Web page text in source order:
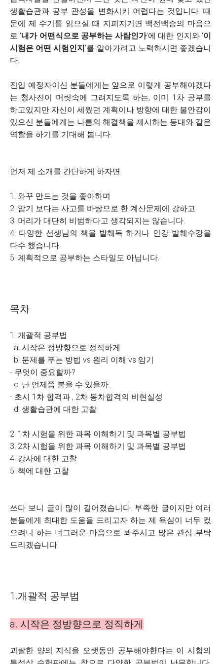
생활습관과 공부 관성을 변화시키 어렵다는 것입니다. 때
문에 제 수기를 읽으실 때 지피지기면 백전백승의 마음으
로 ‘내가 어떤식으로 공부하는 사람인가’에 대한 인지와 ‘이
시험은 어떤 시험인지’를 알아가려고 노력하시면 좋겠습니
다.
진입 예정자이신 분들에게는 앞으로 이렇게 공부해야겠다
는 청사진이 머릿속에 그려지도록 하는, 이미 1차 공부를
하고있지만 자신이 세웠던 계획이나 방향에 대한 불안감이
있으신 분들에게는 나름의 해결책을 제시하는 등대와 같은
역할을 하기를 기대해 봅니다.
먼저 제 소개를 간단하게 하자면
1. 와꾸 만드는 것을 좋아하며
2. 암기 보다는 사고를 바탕으로 한 계산문제에 강하고
3. 머리가 대단히 비범하다고 생각되지는 않습니다.
4. 다양한 선생님의 책을 발췌독 하거나 인강 발췌수강을
다수 했습니다.
5. 계획적으로 공부하는 스타일도 아닙니다.
목차
1. 개괄적 공부법
a. 시작은 정방향으로 정직하게
b. 문제를 푸는 방법 vs 원리 이해 vs 암기
- 무엇이 중요할까?
c. 난 언제쯤 붙을 수 있을까..
- 초시 1차 합격과 , 2차 동차합격의 비현실성
d. 생활습관에 대한 고찰
2. 1차 시험을 위한 과목 이해하기 및 과목별 공부법
3. 2차 시험을 위한 과목 이해하기 및 과목별 공부법
4. 강사에 대한 고찰
5. 책에 대한 고찰
쓰다 보니 글이 많이 길어졌습니다. 부족한 글이지만 여러
분들에게 최대한 도움을 드리고자 하는 제 욕심이 너무 컸
으려니 하는 너그러운 마음으로 봐주시고 많은 관심 부탁
드리겠습니다.
1.개괄적 공부법
a. 시작은 정방향으로 정직하게
괴랄한 양의 지식을 오랫동안 공부해야한다는 이 시험의